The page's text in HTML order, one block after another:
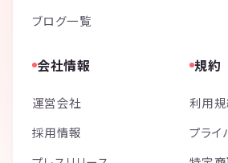
ブログ一覧
会社情報
運営会社
採用情報
規約
利用
プライ